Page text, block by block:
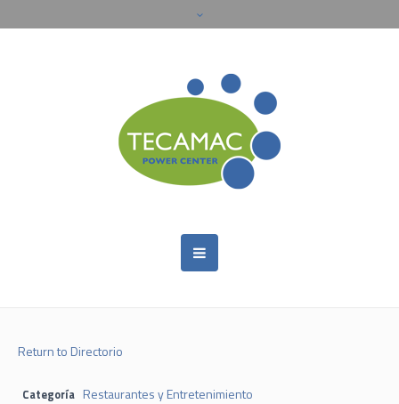
Return to Directorio
Categoría Restaurantes y Entretenimiento